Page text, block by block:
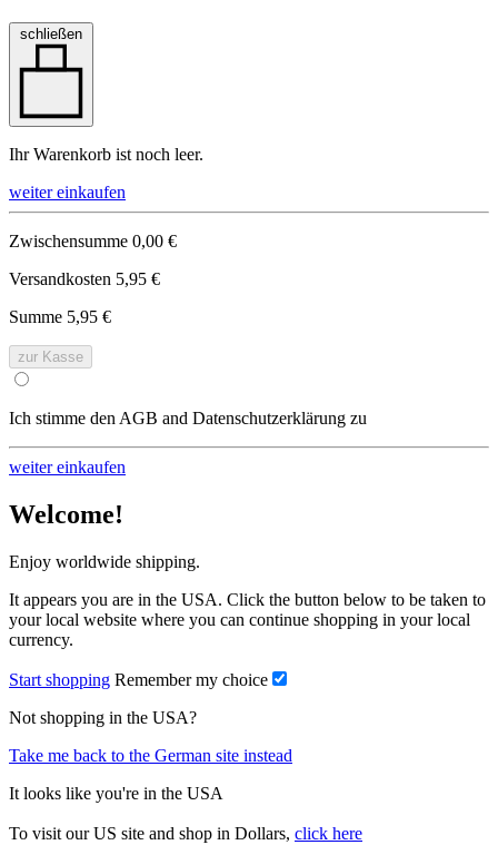
schließen
Ihr Warenkorb ist noch leer.
weiter einkaufen
Zwischensumme 0,00 €
Versandkosten 5,95 €
Summe 5,95 €
zur Kasse
Ich stimme den AGB and Datenschutzerklärung zu
weiter einkaufen
Welcome!
Enjoy worldwide shipping.
It appears you are in the USA. Click the button below to be taken to
your local website where you can continue shopping in your local
currency.
Start shopping Remember my choice
Not shopping in the USA?
Take me back to the German site instead
It looks like you're in the USA
To visit our US site and shop in Dollars, click here